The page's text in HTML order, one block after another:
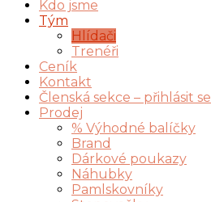
Kdo jsme
Tým
Hlídači
Trenéři
Ceník
Kontakt
Členská sekce – přihlásit se
Prodej
% Výhodné balíčky
Brand
Dárkové poukazy
Náhubky
Pamlskovníky